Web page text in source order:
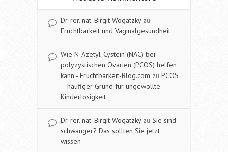
Dr. rer. nat. Birgit Wogatzkyzu
Fruchtbarkeit und Vaginalgesundheit
Wie N-Azetyl-Cystein (NAC) bei
polyzystischen Ovarien (PCOS) helfen
kann - Fruchtbarkeit-Blog.com zu PCOS
– häufiger Grund für ungewollte
Kinderlosigkeit
Dr. rer. nat. Birgit Wogatzkyzu Sie sind
schwanger? Das sollten Sie jetzt
wissen